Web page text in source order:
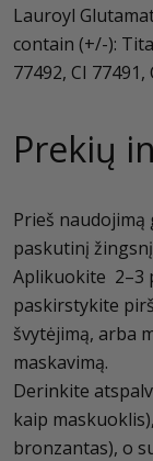
Lauroyl
contain (+/-):
77492, CI 77491,
Prekių
Prieš
paskutinį
Aplikuokite 2–3
paskirstykite
švytėjimą, arba
maskavimą.
Derinkite
kaip
bronzantas), o